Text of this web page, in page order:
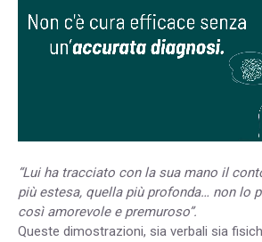
“Lui ha tracciato con la sua mano il
più estesa, quella più profonda… non lo
così amorevole e premuroso”.
Queste dimostrazioni, sia verbali sia